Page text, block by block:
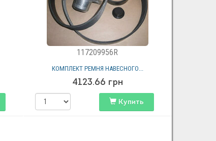
117209956R
КОМПЛЕКТ РЕМНЯ НАВЕСНОГО...
4123.66 грн
Купить